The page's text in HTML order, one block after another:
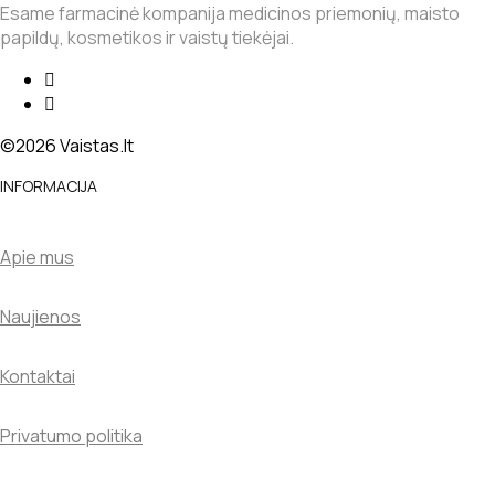
Esame farmacinė kompanija medicinos priemonių, maisto
papildų, kosmetikos ir vaistų tiekėjai.
©2026 Vaistas.lt
INFORMACIJA
Apie mus
Naujienos
Kontaktai
Privatumo politika